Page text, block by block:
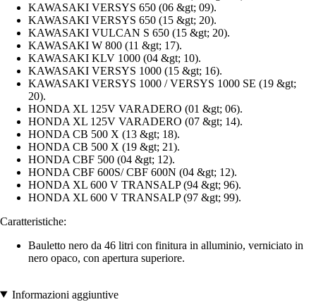
KAWASAKI VERSYS 650 (06 &gt; 09).
KAWASAKI VERSYS 650 (15 &gt; 20).
KAWASAKI VULCAN S 650 (15 &gt; 20).
KAWASAKI W 800 (11 &gt; 17).
KAWASAKI KLV 1000 (04 &gt; 10).
KAWASAKI VERSYS 1000 (15 &gt; 16).
KAWASAKI VERSYS 1000 / VERSYS 1000 SE (19 &gt;
20).
HONDA XL 125V VARADERO (01 &gt; 06).
HONDA XL 125V VARADERO (07 &gt; 14).
HONDA CB 500 X (13 &gt; 18).
HONDA CB 500 X (19 &gt; 21).
HONDA CBF 500 (04 &gt; 12).
HONDA CBF 600S/ CBF 600N (04 &gt; 12).
HONDA XL 600 V TRANSALP (94 &gt; 96).
HONDA XL 600 V TRANSALP (97 &gt; 99).
Caratteristiche:
Bauletto nero da 46 litri con finitura in alluminio, verniciato in
nero opaco, con apertura superiore.
Informazioni aggiuntive